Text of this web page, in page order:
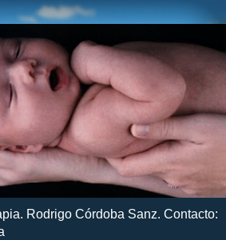
Rodrigo Córdoba Sanz. Contacto: